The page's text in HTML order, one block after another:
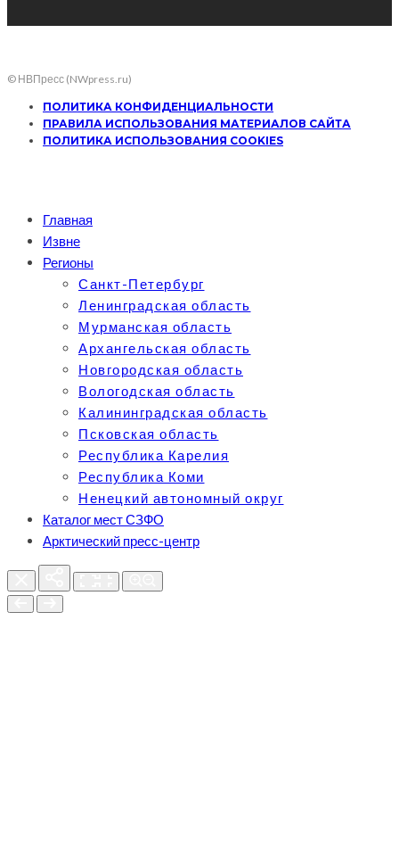
© НВПресс (NWpress.ru)
ПОЛИТИКА КОНФИДЕНЦИАЛЬНОСТИ
ПРАВИЛА ИСПОЛЬЗОВАНИЯ МАТЕРИАЛОВ САЙТА
ПОЛИТИКА ИСПОЛЬЗОВАНИЯ COOKIES
Главная
Извне
Регионы
Санкт-Петербург
Ленинградская область
Мурманская область
Архангельская область
Новгородская область
Вологодская область
Калининградская область
Псковская область
Республика Карелия
Республика Коми
Ненецкий автономный округ
Каталог мест СЗФО
Арктический пресс-центр